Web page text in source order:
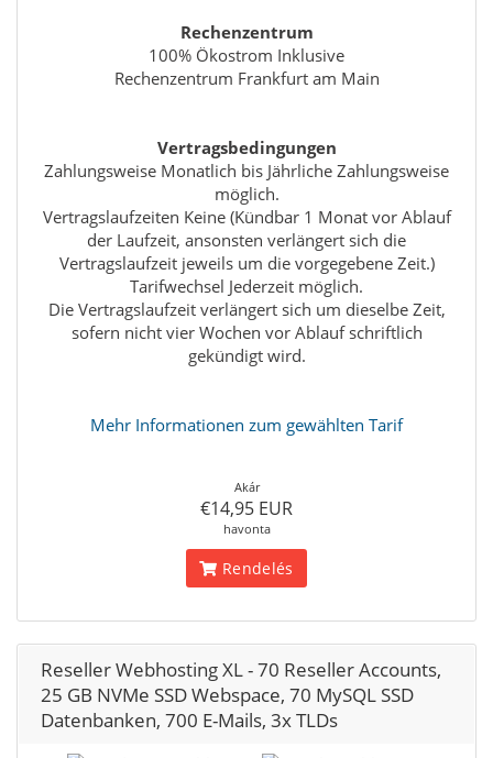
Rechenzentrum
100% Ökostrom Inklusive
Rechenzentrum Frankfurt am Main
Vertragsbedingungen
Zahlungsweise Monatlich bis Jährliche Zahlungsweise
möglich.
Vertragslaufzeiten Keine (Kündbar 1 Monat vor Ablauf
der Laufzeit, ansonsten verlängert sich die
Vertragslaufzeit jeweils um die vorgegebene Zeit.)
Tarifwechsel Jederzeit möglich.
Die Vertragslaufzeit verlängert sich um dieselbe Zeit,
sofern nicht vier Wochen vor Ablauf schriftlich
gekündigt wird.
Mehr Informationen zum gewählten Tarif
Akár
€14,95 EUR
havonta
Rendelés
Reseller Webhosting XL - 70 Reseller Accounts,
25 GB NVMe SSD Webspace, 70 MySQL SSD
Datenbanken, 700 E-Mails, 3x TLDs